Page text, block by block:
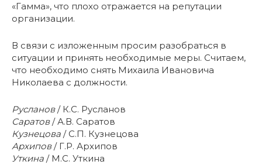
«Гамма», что плохо отражается на репутации
организации.
В связи с изложенным просим разобраться в
ситуации и принять необходимые меры. Считаем,
что необходимо снять Михаила Ивановича
Николаева с должности.
Русланов/ К.С. Русланов
Саратов/ А.В. Саратов
Кузнецова / С.П. Кузнецова
Архипов/ Г.Р. Архипов
Уткина / М.С. Уткина